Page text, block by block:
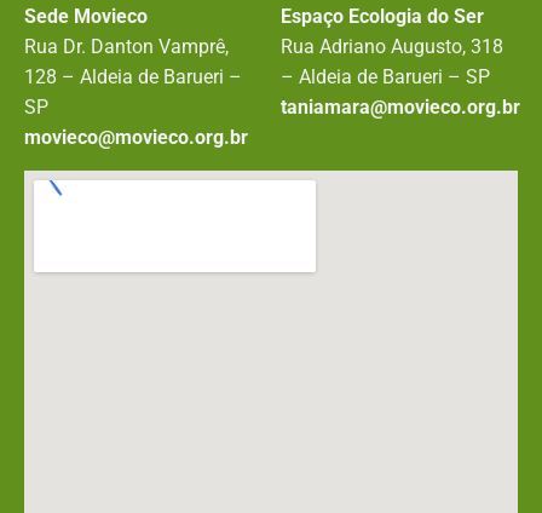
Sede Movieco
Rua Dr. Danton Vamprê,
128 – Aldeia de Barueri –
SP
movieco@movieco.org.br
Espaço Ecologia do Ser
Rua Adriano Augusto, 318
– Aldeia de Barueri – SP
taniamara@movieco.org.br